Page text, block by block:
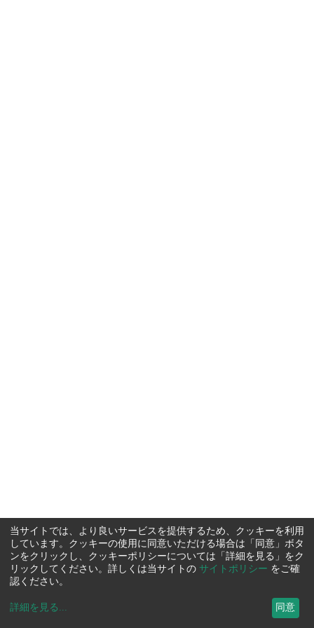
当サイトでは、より良いサービスを提供するため、クッキーを利用
しています。クッキーの使用に同意いただける場合は「同意」ボタ
ンをクリックし、クッキーポリシーについては「詳細を見る」をク
リックしてください。詳しくは当サイトの サイトポリシー をご確
認ください。
詳細を見る ... 同意